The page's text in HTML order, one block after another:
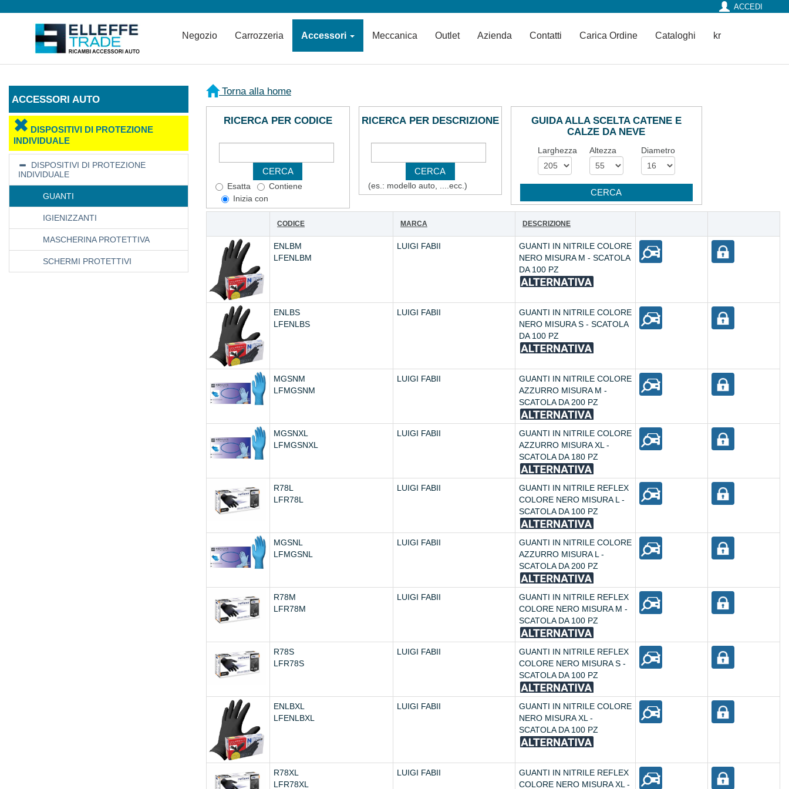
ACCEDI
Negozio Carrozzeria Accessori Meccanica Outlet Azienda Contatti Carica Ordine Cataloghi kr
ACCESSORI AUTO
DISPOSITIVI DI PROTEZIONE
INDIVIDUALE
DISPOSITIVI DI PROTEZIONE
INDIVIDUALE
GUANTI
IGIENIZZANTI
MASCHERINA PROTETTIVA
SCHERMI PROTETTIVI
Torna alla home
RICERCA PER CODICE
Esatta
Contiene
Inizia con
RICERCA PER DESCRIZIONE
(es.: modello auto, ....ecc.)
GUIDA ALLA SCELTA CATENE E
CALZE DA NEVE
Larghezza Altezza Diametro
CODICE MARCA DESCRIZIONE
ENLBM
LFENLBM
LUIGI FABII
GUANTI IN NITRILE COLORE
NERO MISURA M - SCATOLA
DA 100 PZ
ENLBS
LFENLBS
LUIGI FABII
GUANTI IN NITRILE COLORE
NERO MISURA S - SCATOLA
DA 100 PZ
MGSNM
LFMGSNM
LUIGI FABII
GUANTI IN NITRILE COLORE
AZZURRO MISURA M -
SCATOLA DA 200 PZ
MGSNXL
LFMGSNXL
LUIGI FABII
GUANTI IN NITRILE COLORE
AZZURRO MISURA XL -
SCATOLA DA 180 PZ
R78L
LFR78L
LUIGI FABII
GUANTI IN NITRILE REFLEX
COLORE NERO MISURA L -
SCATOLA DA 100 PZ
MGSNL
LFMGSNL
LUIGI FABII
GUANTI IN NITRILE COLORE
AZZURRO MISURA L -
SCATOLA DA 200 PZ
R78M
LFR78M
LUIGI FABII
GUANTI IN NITRILE REFLEX
COLORE NERO MISURA M -
SCATOLA DA 100 PZ
R78S
LFR78S
LUIGI FABII
GUANTI IN NITRILE REFLEX
COLORE NERO MISURA S -
SCATOLA DA 100 PZ
ENLBXL
LFENLBXL
LUIGI FABII
GUANTI IN NITRILE COLORE
NERO MISURA XL -
SCATOLA DA 100 PZ
R78XL
LFR78XL
LUIGI FABII
GUANTI IN NITRILE REFLEX
COLORE NERO MISURA XL -